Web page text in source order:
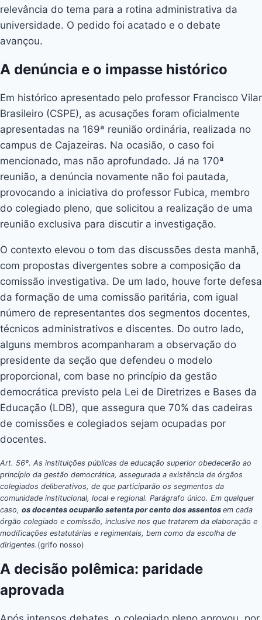
relevância do tema para a rotina administrativa da
universidade. O pedido foi acatado e o debate
avançou.
A denúncia e o impasse histórico
Em histórico apresentado pelo professor Francisco Vilar
Brasileiro (CSPE), as acusações foram oficialmente
apresentadas na 169ª reunião ordinária, realizada no
campus de Cajazeiras. Na ocasião, o caso foi
mencionado, mas não aprofundado. Já na 170ª
reunião, a denúncia novamente não foi pautada,
provocando a iniciativa do professor Fubica, membro
do colegiado pleno, que solicitou a realização de uma
reunião exclusiva para discutir a investigação.
O contexto elevou o tom das discussões desta manhã,
com propostas divergentes sobre a composição da
comissão investigativa. De um lado, houve forte defesa
da formação de uma comissão paritária, com igual
número de representantes dos segmentos docentes,
técnicos administrativos e discentes. Do outro lado,
alguns membros acompanharam a observação do
presidente da seção que defendeu o modelo
proporcional, com base no princípio da gestão
democrática previsto pela Lei de Diretrizes e Bases da
Educação (LDB), que assegura que 70% das cadeiras
de comissões e colegiados sejam ocupadas por
docentes.
Art. 56º. As instituições públicas de educação superior obedecerão ao
princípio da gestão democrática, assegurada a existência de órgãos
colegiados deliberativos, de que participarão os segmentos da
comunidade institucional, local e regional. Parágrafo único. Em qualquer
caso, os docentes ocuparão setenta por cento dos assentos em cada
órgão colegiado e comissão, inclusive nos que tratarem da elaboração e
modificações estatutárias e regimentais, bem como da escolha de
dirigentes. (grifo nosso)
A decisão polêmica: paridade
aprovada